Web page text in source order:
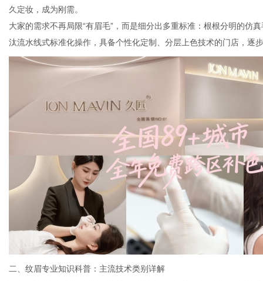
久定妆，成为刚需。
大家的需求不再局限“有眉毛”，而是细分出多重标准：根根分明的仿
汰流水线式标准化操作，具备个性化定制、分层上色技术的门店，逐
二、纹眉专业知识科普：主流技术类别详解